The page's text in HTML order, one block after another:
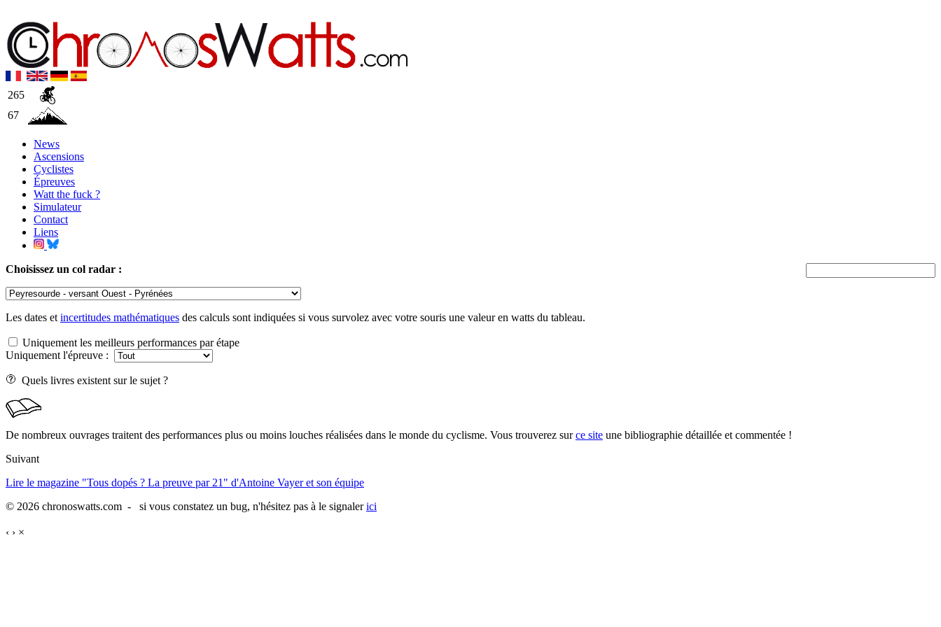
265
67
News
Ascensions
Cyclistes
Épreuves
Watt the fuck ?
Simulateur
Contact
Liens
Choisissez un col radar :
Les dates et incertitudes mathématiques des calculs sont indiquées si vous survolez avec votre souris une valeur en watts du tableau.
Uniquement les meilleurs performances par étape
Uniquement l'épreuve :
Quels livres existent sur le sujet ?
De nombreux ouvrages traitent des performances plus ou moins louches réalisées dans le monde du cyclisme. Vous trouverez surce site une bibliographie détaillée et commentée !
Suivant
Lire le magazine "Tous dopés ? La preuve par 21" d'Antoine Vayer et son équipe
© 2026 chronoswatts.com - si vous constatez un bug, n'hésitez pas à le signalerici
‹ › ×